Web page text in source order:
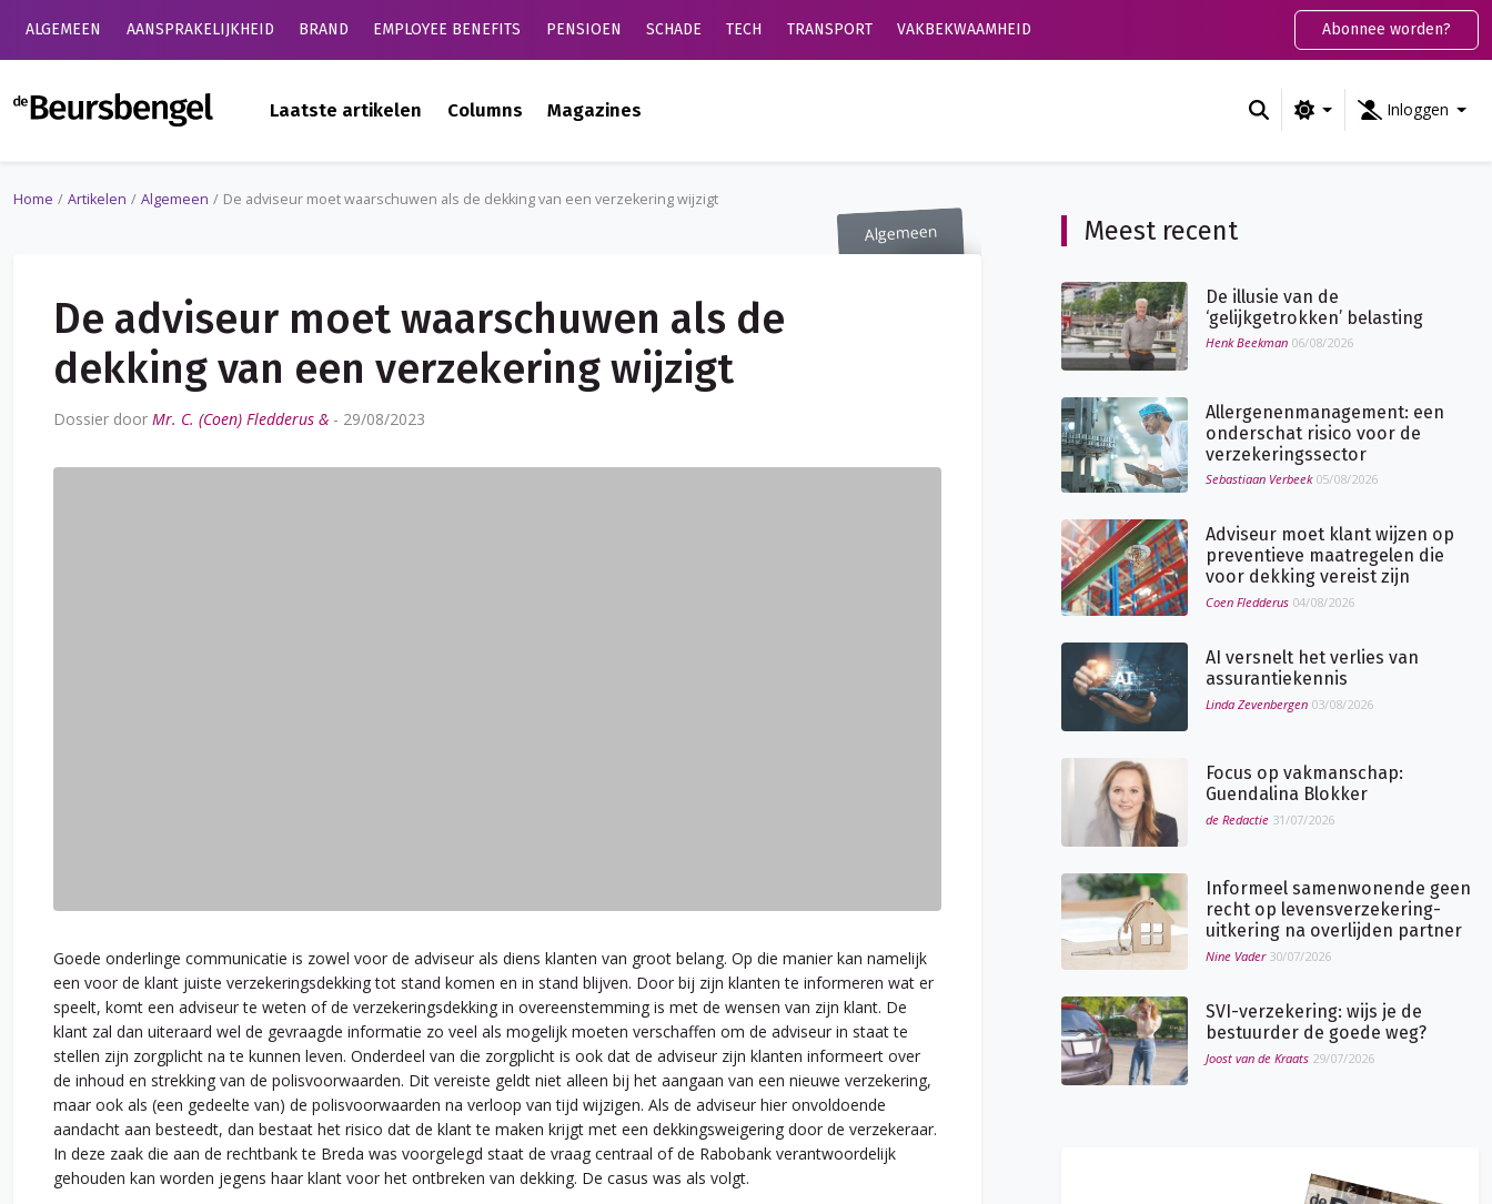
ALGEMEEN AANSPRAKELIJKHEID BRAND EMPLOYEE BENEFITS PENSIOEN SCHADE TECH TRANSPORT VAKBEKWAAMHEID Abonnee worden?
de Beursbengel
Laatste artikelen Columns Magazines Inloggen
Home Artikelen Algemeen De adviseur moet waarschuwen als de dekking van een verzekering wijzigt
Algemeen
De adviseur moet waarschuwen als de
dekking van een verzekering wijzigt
Dossier door Mr. C. (Coen) Fledderus & - 29/08/2023
Goede onderlinge communicatie is zowel voor de adviseur als diens klanten van groot belang. Op die manier kan namelijk
een voor de klant juiste verzekeringsdekking tot stand komen en in stand blijven. Door bij zijn klanten te informeren wat er
speelt, komt een adviseur te weten of de verzekeringsdekking in overeenstemming is met de wensen van zijn klant. De
klant zal dan uiteraard wel de gevraagde informatie zo veel als mogelijk moeten verschaffen om de adviseur in staat te
stellen zijn zorgplicht na te kunnen leven. Onderdeel van die zorgplicht is ook dat de adviseur zijn klanten informeert over
de inhoud en strekking van de polisvoorwaarden. Dit vereiste geldt niet alleen bij het aangaan van een nieuwe verzekering,
maar ook als (een gedeelte van) de polisvoorwaarden na verloop van tijd wijzigen. Als de adviseur hier onvoldoende
aandacht aan besteedt, dan bestaat het risico dat de klant te maken krijgt met een dekkingsweigering door de verzekeraar.
In deze zaak die aan de rechtbank te Breda was voorgelegd staat de vraag centraal of de Rabobank verantwoordelijk
gehouden kan worden jegens haar klant voor het ontbreken van dekking. De casus was als volgt.
Meest recent
De illusie van de
‘gelijkgetrokken’ belasting
Henk Beekman 06/08/2026
Allergenenmanagement: een
onderschat risico voor de
verzekeringssector
Sebastiaan Verbeek 05/08/2026
Adviseur moet klant wijzen op
preventieve maatregelen die
voor dekking vereist zijn
Coen Fledderus 04/08/2026
AI versnelt het verlies van
assurantiekennis
Linda Zevenbergen 03/08/2026
Focus op vakmanschap:
Guendalina Blokker
de Redactie 31/07/2026
Informeel samenwonende geen
recht op levensverzekering-
uitkering na overlijden partner
Nine Vader 30/07/2026
SVI-verzekering: wijs je de
bestuurder de goede weg?
Joost van de Kraats 29/07/2026